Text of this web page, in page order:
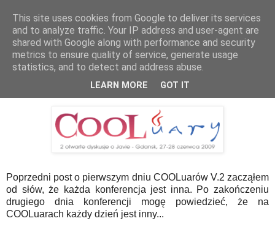
Blog :: Dragonia
poniedziałek, 29 czerwca 2009
COOLuary V.2 - Dzień drugi
Poprzedni post o pierwszym dniu COOLuarów V.2 zacząłem
od słów, że każda konferencja jest inna. Po zakończeniu
drugiego dnia konferencji mogę powiedzieć, że na
COOLuarach każdy dzień jest inny...
This site uses cookies from Google to deliver its services
and to analyze traffic. Your IP address and user-agent are
shared with Google along with performance and security
metrics to ensure quality of service, generate usage
statistics, and to detect and address abuse.
LEARN MORE GOT IT